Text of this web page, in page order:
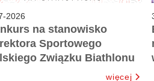
-2026
na stanowisko
Sportowego
Związku Biathlonu
więcej